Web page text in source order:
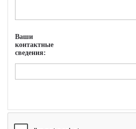
Ваши
контактные
сведения: